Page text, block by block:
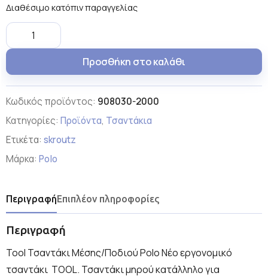
Διαθέσιμο κατόπιν παραγγελίας
Προσθήκη στο καλάθι
Κωδικός προϊόντος: 908030-2000
Κατηγορίες: Προϊόντα, Τσαντάκια
Ετικέτα: skroutz
Μάρκα: Polo
ΠεριγραφήΕπιπλέον πληροφορίες
Περιγραφή
Tool Τσαντάκι Μέσης/Ποδιού Polo Νέο εργονομικό
τσαντάκι TOOL. Τσαντάκι μηρού κατάλληλο για